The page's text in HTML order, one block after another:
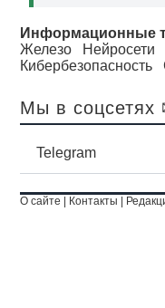
Информационные
Железо
Нейросети
Кибербезопасность
Мы в соцсетях
Telegram
О сайте Контакты